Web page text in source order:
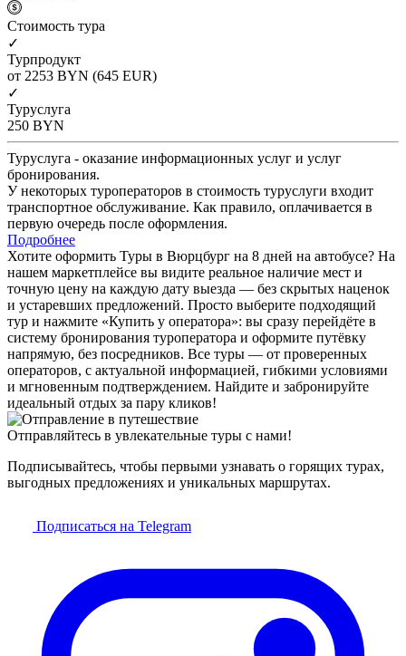
Cтоимость тура
✓
Турпродукт
от 2253 BYN (645 EUR)
✓
Туруслуга
250 BYN
Туруслуга - оказание информационных услуг и услуг
бронирования.
У некоторых туроператоров в стоимость туруслуги входит
транспортное обслуживание. Как правило, оплачивается в
первую очередь после оформления.
Подробнее
Хотите оформить Туры в Вюрцбург на 8 дней на автобусе? На
нашем маркетплейсе вы видите реальное наличие мест и
точную цену на каждую дату выезда — без скрытых наценок
и устаревших предложений. Просто выберите подходящий
тур и нажмите «Купить у оператора»: вы сразу перейдёте в
систему бронирования туроператора и оформите путёвку
напрямую, без посредников. Все туры — от проверенных
операторов, с актуальной информацией, гибкими условиями
и мгновенным подтверждением. Найдите и забронируйте
идеальный отдых за пару кликов!
Отправляйтесь в увлекательные туры с нами!
Подписывайтесь, чтобы первыми узнавать о горящих турах,
выгодных предложениях и уникальных маршрутах.
Подписаться на Telegram